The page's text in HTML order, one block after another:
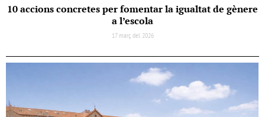
10 accions concretes per fomentar la igualtat de gènere
a l’escola
17 març del 2026